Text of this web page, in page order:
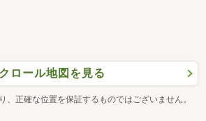
ロール地図を見る
、正確な位置を保証するものではございません。